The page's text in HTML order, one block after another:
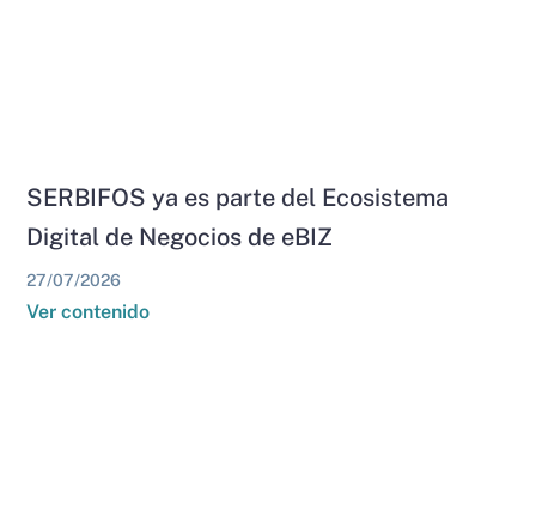
SERBIFOS ya es parte del Ecosistema
Digital de Negocios de eBIZ
27/07/2026
Ver contenido